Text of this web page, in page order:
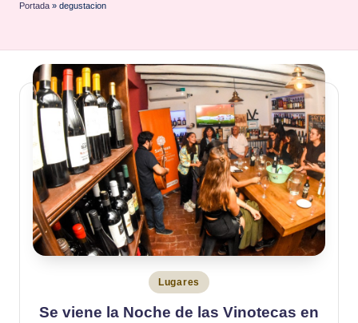
Portada » degustacion
Publicado
en
Lugares
Se viene la Noche de las Vinotecas en